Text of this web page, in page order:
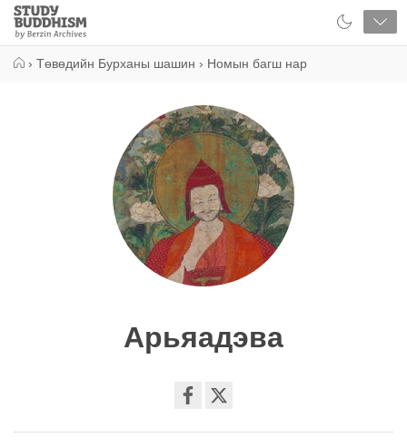
Close
Study
Buddhism
› Төвөдийн Бурханы шашин › Номын багш нар
Арьяадэва